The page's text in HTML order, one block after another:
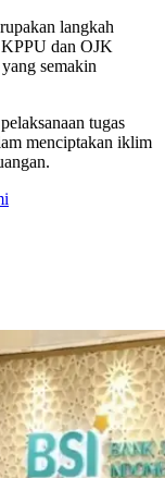
langkah
dan OJK
semakin
tugas
menciptakan iklim